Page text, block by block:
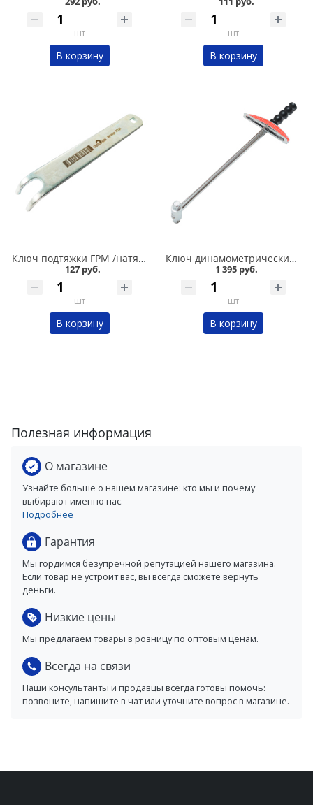
шт
В корзину
шт
В корзину
Ключ подтяжки ГРМ /натяжитель ролика/ 2108-2110-2112 Сервис ключ в Кургане
127 руб.
шт
В корзину
Ключ динамометрический шкальный 1/2 Сервис ключ в Кургане
1 395 руб.
шт
В корзину
Полезная информация
О магазине
Узнайте больше о нашем магазине: кто мы и почему
выбирают именно нас.
Подробнее
Гарантия
Мы гордимся безупречной репутацией нашего магазина.
Если товар не устроит вас, вы всегда сможете вернуть
деньги.
Низкие цены
Мы предлагаем товары в розницу по оптовым ценам.
Всегда на связи
Наши консультанты и продавцы всегда готовы помочь:
позвоните, напишите в чат или уточните вопрос в магазине.